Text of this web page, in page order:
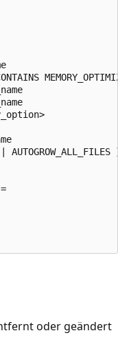
AUTOGROW_ALL_FILES
oder geändert